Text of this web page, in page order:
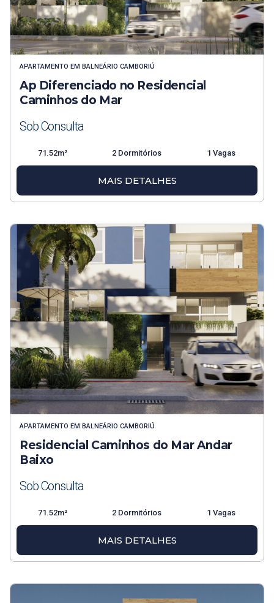
APARTAMENTO EM BALNEÁRIO CAMBORIÚ
Ap Diferenciado no Residencial
Caminhos do Mar
Sob Consulta
71.52m² 2 Dormitórios 1 Vagas
MAIS DETALHES
APARTAMENTO EM BALNEÁRIO CAMBORIÚ
Residencial Caminhos do Mar Andar
Baixo
Sob Consulta
71.52m² 2 Dormitórios 1 Vagas
MAIS DETALHES